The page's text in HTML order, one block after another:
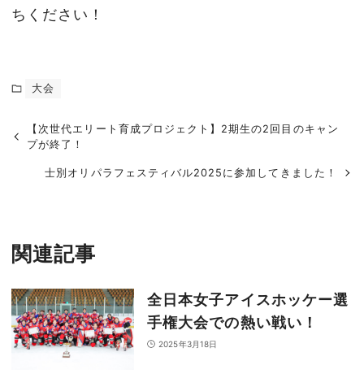
ちください！
大会
【次世代エリート育成プロジェクト】2期生の2回目のキャン
プが終了！
士別オリパラフェスティバル2025に参加してきました！
関連記事
全日本女子アイスホッケー選
手権大会での熱い戦い！
2025年3月18日